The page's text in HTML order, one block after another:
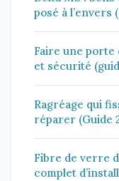
posé à l’envers
Faire une porte
et sécurité
Ragréage qui
réparer (Guide
Fibre de verre
complet